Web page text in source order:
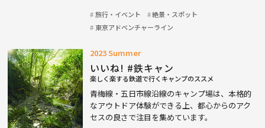
旅行・イベント
絶景・スポット
東京アドベンチャーライン
2023 Summer
いいね! #鉄キャン
楽しく楽する鉄道で行くキャンプのススメ
青梅線・五日市線沿線のキャンプ場は、本格的
なアウトドア体験ができる上、都心からのアク
セスの良さで注目を集めています。